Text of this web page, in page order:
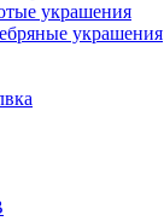
украшения
украшения